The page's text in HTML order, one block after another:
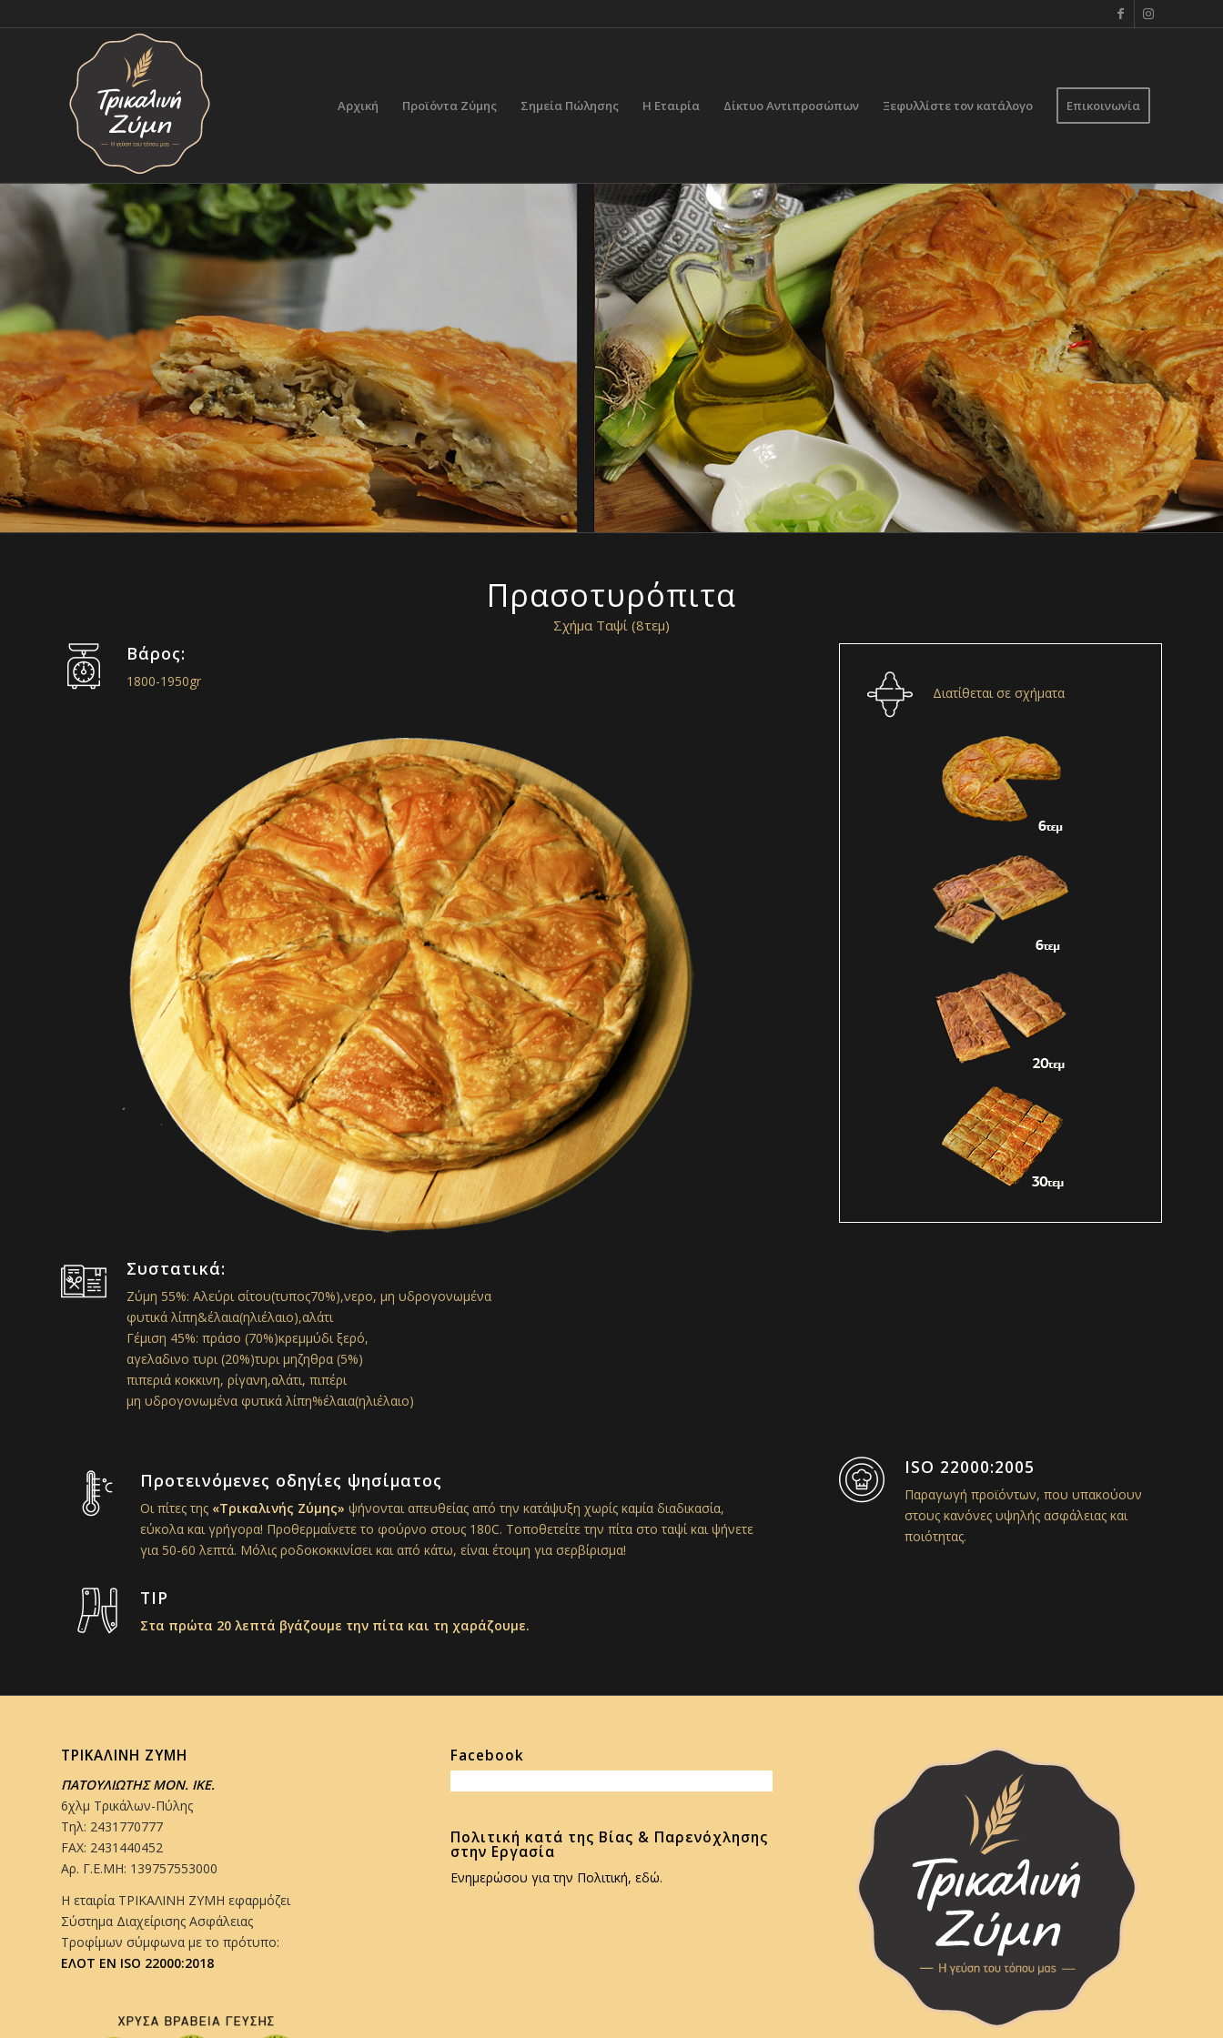
Αρχική Προϊόντα Ζύμης Σημεία Πώλησης Η Εταιρία Δίκτυο Αντιπροσώπων Ξεφυλλίστε τον κατάλογο Επικοινωνία
Πρασοτυρόπιτα
Σχήμα Ταψί (8τεμ)
Βάρος:
1800-1950gr
Συστατικά:
Ζύμη 55%: Αλεύρι σίτου(τυπος70%),νερο, μη υδρογονωμένα
φυτικά λίπη&έλαια(ηλιέλαιο),αλάτι
Γέμιση 45%: πράσο (70%)κρεμμύδι ξερό,
αγελαδινο τυρι (20%)τυρι μηζηθρα (5%)
πιπεριά κοκκινη, ρίγανη,αλάτι, πιπέρι
μη υδρογονωμένα φυτικά λίπη%έλαια(ηλιέλαιο)
Διατίθεται σε σχήματα
1800 – 1950gr
1450 – 1550gr
1700 – 1850gr
1700 – 1850gr
Προτεινόμενες οδηγίες ψησίματος
Οι πίτες της «Τρικαλινής Ζύμης» ψήνονται απευθείας από την κατάψυξη χωρίς καμία διαδικασία,
εύκολα και γρήγορα! Προθερμαίνετε το φούρνο στους 180C. Τοποθετείτε την πίτα στο ταψί και ψήνετε
για 50-60 λεπτά. Μόλις ροδoκοκκινίσει και από κάτω, είναι έτοιμη για σερβίρισμα!
TIP
Στα πρώτα 20 λεπτά βγάζουμε την πίτα και τη χαράζουμε.
ISO 22000:2005
Παραγωγή προϊόντων, που υπακούουν
στους κανόνες υψηλής ασφάλειας και
ποιότητας.
ΤΡΙΚΑΛΙΝΗ ΖΥΜΗ
ΠΑΤΟΥΛΙΩΤΗΣ ΜΟΝ. ΙΚΕ.
6χλμ Τρικάλων-Πύλης
Τηλ: 2431770777
FAX: 2431440452
Αρ. Γ.Ε.ΜΗ: 139757553000
Η εταιρία ΤΡΙΚΑΛΙΝΗ ΖΥΜΗ εφαρμόζει
Σύστημα Διαχείρισης Ασφάλειας
Τροφίμων σύμφωνα με το πρότυπο:
ΕΛΟΤ EN ISO 22000:2018
Facebook
Πολιτική κατά της Βίας & Παρενόχλησης
στην Εργασία
Ενημερώσου για την Πολιτική, εδώ.